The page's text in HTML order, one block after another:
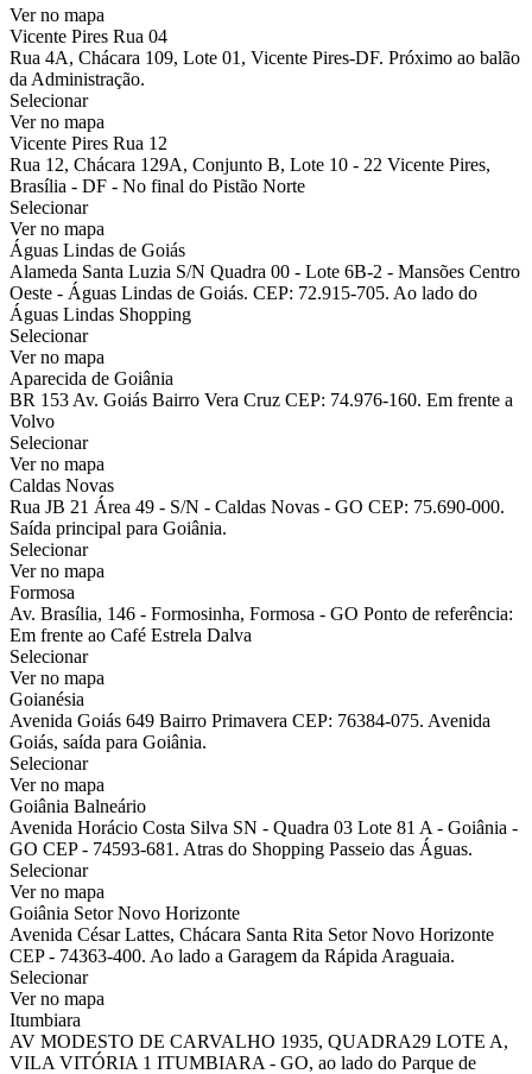
Ver no mapa
Vicente Pires Rua 04
Rua 4A, Chácara 109, Lote 01, Vicente Pires-DF. Próximo ao balão
da Administração.
Selecionar
Ver no mapa
Vicente Pires Rua 12
Rua 12, Chácara 129A, Conjunto B, Lote 10 - 22 Vicente Pires,
Brasília - DF - No final do Pistão Norte
Selecionar
Ver no mapa
Águas Lindas de Goiás
Alameda Santa Luzia S/N Quadra 00 - Lote 6B-2 - Mansões Centro
Oeste - Águas Lindas de Goiás. CEP: 72.915-705. Ao lado do
Águas Lindas Shopping
Selecionar
Ver no mapa
Aparecida de Goiânia
BR 153 Av. Goiás Bairro Vera Cruz CEP: 74.976-160. Em frente a
Volvo
Selecionar
Ver no mapa
Caldas Novas
Rua JB 21 Área 49 - S/N - Caldas Novas - GO CEP: 75.690-000.
Saída principal para Goiânia.
Selecionar
Ver no mapa
Formosa
Av. Brasília, 146 - Formosinha, Formosa - GO Ponto de referência:
Em frente ao Café Estrela Dalva
Selecionar
Ver no mapa
Goianésia
Avenida Goiás 649 Bairro Primavera CEP: 76384-075. Avenida
Goiás, saída para Goiânia.
Selecionar
Ver no mapa
Goiânia Balneário
Avenida Horácio Costa Silva SN - Quadra 03 Lote 81 A - Goiânia -
GO CEP - 74593-681. Atras do Shopping Passeio das Águas.
Selecionar
Ver no mapa
Goiânia Setor Novo Horizonte
Avenida César Lattes, Chácara Santa Rita Setor Novo Horizonte
CEP - 74363-400. Ao lado a Garagem da Rápida Araguaia.
Selecionar
Ver no mapa
Itumbiara
AV MODESTO DE CARVALHO 1935, QUADRA29 LOTE A,
VILA VITÓRIA 1 ITUMBIARA - GO, ao lado do Parque de